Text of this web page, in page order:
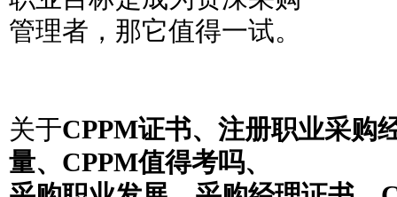
管理者，那它值得一试。
关于CPPM证书、注册职业采购
量、CPPM值得考吗、